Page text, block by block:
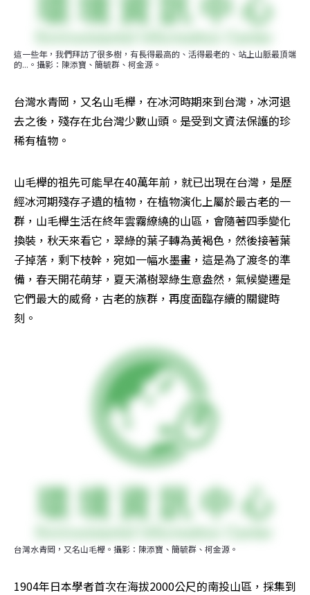
這一些年，我們拜訪了很多樹，有長得最高的、活得最老的、站上山脈最頂端
的...。攝影：陳添寶、簡毓群、柯金源。
台灣水青岡，又名山毛櫸，在冰河時期來到台灣，冰河退
去之後，殘存在北台灣少數山頭。是受到文資法保護的珍
稀有植物。
山毛櫸的祖先可能早在40萬年前，就已出現在台灣，是歷
經冰河期殘存孑遺的植物，在植物演化上屬於最古老的一
群，山毛櫸生活在終年雲霧繚繞的山區，會隨著四季變化
換裝，秋天來看它，翠綠的葉子轉為黃褐色，然後接著葉
子掉落，剩下枝幹，宛如一幅水墨畫，這是為了渡冬的準
備，春天開花萌芽，夏天滿樹翠綠生意盎然，氣候變遷是
它們最大的威脅，古老的族群，再度面臨存續的關鍵時
刻。
台灣水青岡，又名山毛櫸。攝影：陳添寶、簡毓群、柯金源。
1904年日本學者首次在海拔2000公尺的南投山區，採集到